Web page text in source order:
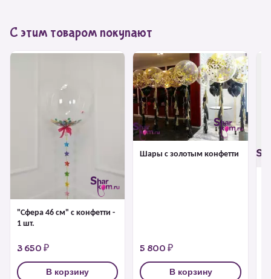
С этим товаром покупают
"Сфера 46 см" с конфетти -
1 шт.
3 650 ₽
В корзину
Шары с золотым конфетти
5 800 ₽
В корзину